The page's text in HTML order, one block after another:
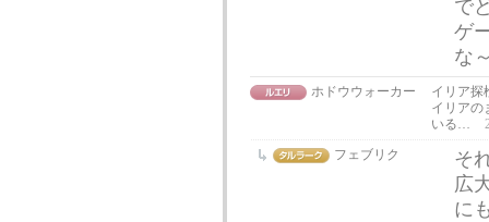
で
ゲ
な
ホドウウォーカー
イリア探
イリアの
いる…
フェブリク
そ
広
に